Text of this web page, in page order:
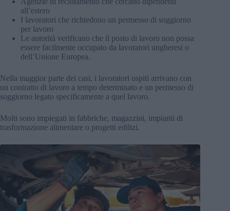
all’estero
I lavoratori che richiedono un permesso di soggiorno
per lavoro
Le autorità verificano che il posto di lavoro non possa
essere facilmente occupato da lavoratori ungheresi o
dell’Unione Europea.
Nella maggior parte dei casi, i lavoratori ospiti arrivano con
un contratto di lavoro a tempo determinato e un permesso di
soggiorno legato specificamente a quel lavoro.
Molti sono impiegati in fabbriche, magazzini, impianti di
trasformazione alimentare o progetti edilizi.